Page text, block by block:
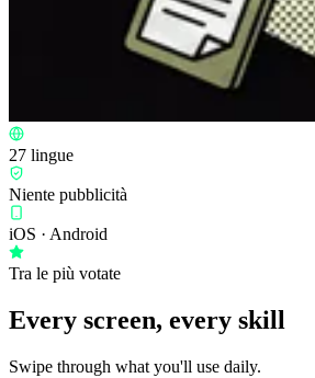
27 lingue
Niente pubblicità
iOS · Android
Tra le più votate
Every screen, every skill
Swipe through what you'll use daily.